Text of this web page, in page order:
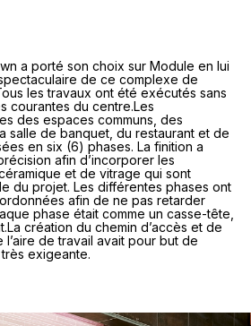
a porté son choix sur Module en lui
de ce complexe de
les travaux ont été exécutés sans
courantes du centre.Les
des espaces communs, des
salle de banquet, du restaurant et de
en six (6) phases. La finition a
afin d’incorporer les
et de vitrage qui sont
du projet. Les différentes phases ont
afin de ne pas retarder
phase était comme un casse-tête,
création du chemin d’accès et de
l’aire de travail avait pour but de
exigeante.